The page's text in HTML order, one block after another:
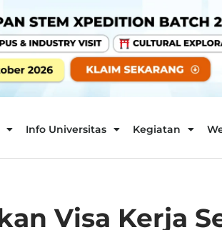
Info Universitas Kegiatan
Visa Kerja